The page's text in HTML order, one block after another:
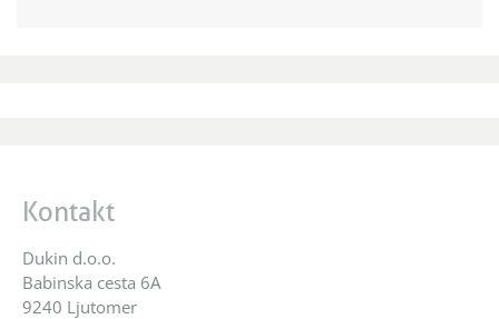
Kontakt
Dukin d.o.o.
Babinska cesta 6A
9240 Ljutomer